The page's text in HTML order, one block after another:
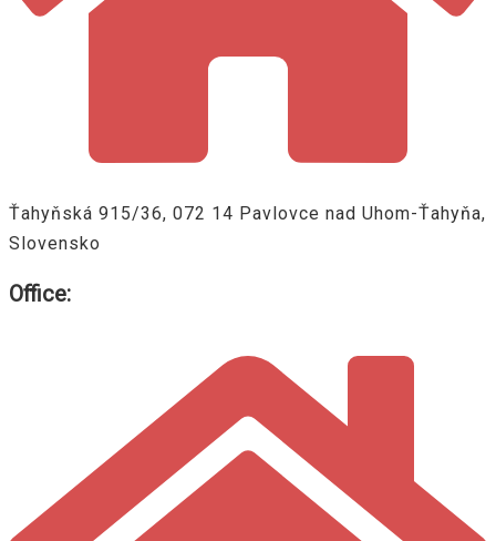
Ťahyňská 915/36, 072 14 Pavlovce nad Uhom-Ťahyňa,
Slovensko
Office: